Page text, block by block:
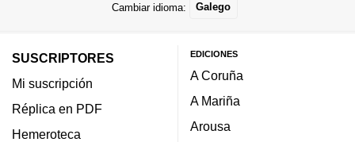
Cambiar idioma: Galego
SUSCRIPTORES
Mi suscripción
Réplica en PDF
Hemeroteca
EDICIONES
A Coruña
A Mariña
Arousa